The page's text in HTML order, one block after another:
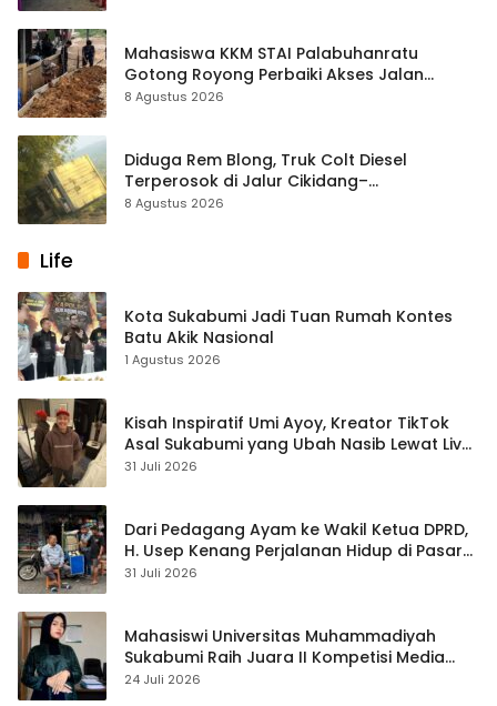
Mahasiswa KKM STAI Palabuhanratu
Gotong Royong Perbaiki Akses Jalan
Majelis Ta’lim di Sagaranten
8 Agustus 2026
Diduga Rem Blong, Truk Colt Diesel
Terperosok di Jalur Cikidang–
Palabuhanratu
8 Agustus 2026
Life
Kota Sukabumi Jadi Tuan Rumah Kontes
Batu Akik Nasional
1 Agustus 2026
Kisah Inspiratif Umi Ayoy, Kreator TikTok
Asal Sukabumi yang Ubah Nasib Lewat Live
Streaming
31 Juli 2026
Dari Pedagang Ayam ke Wakil Ketua DPRD,
H. Usep Kenang Perjalanan Hidup di Pasar
Cisaat
31 Juli 2026
Mahasiswi Universitas Muhammadiyah
Sukabumi Raih Juara II Kompetisi Media
Pembelajaran Digital Tingkat Internasional
24 Juli 2026